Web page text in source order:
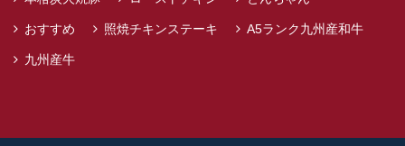
おすすめ 照焼チキンステーキ A5ランク九州産和牛
九州産牛